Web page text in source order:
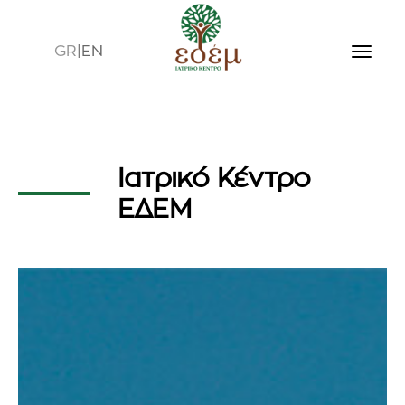
GR EN
Ιατρικό Κέντρο
ΕΔΕΜ